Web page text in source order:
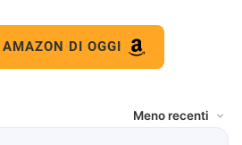
DI OGGI